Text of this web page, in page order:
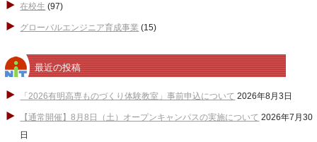
在校生 (97)
グローバルエンジニア育成事業 (15)
最近の投稿
「2026有明高専ものづくり体験教室」事前申込について 2026年8月3日
【通常開催】8月8日（土）オープンキャンパスの実施について 2026年7月30
日